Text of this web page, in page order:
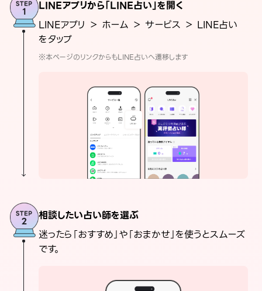
LINEアプリから「LINE占い」を開く
LINEアプリ ＞ ホーム ＞ サービス ＞ LINE占い
をタップ
※本ページのリンクからもLINE占いへ遷移します
相談したい占い師を選ぶ
迷ったら「おすすめ」や「おまかせ」を使うとスムーズ
です。